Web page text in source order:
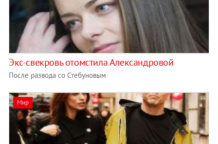
Экс-свекровь отомстила Александровой
После развода со Стебуновым
Мир